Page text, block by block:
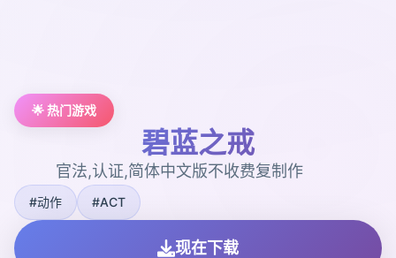
🌟 热门游戏
碧蓝之戒
官法,认证,简体中文版不收费复制作
#动作 #ACT
现在下载